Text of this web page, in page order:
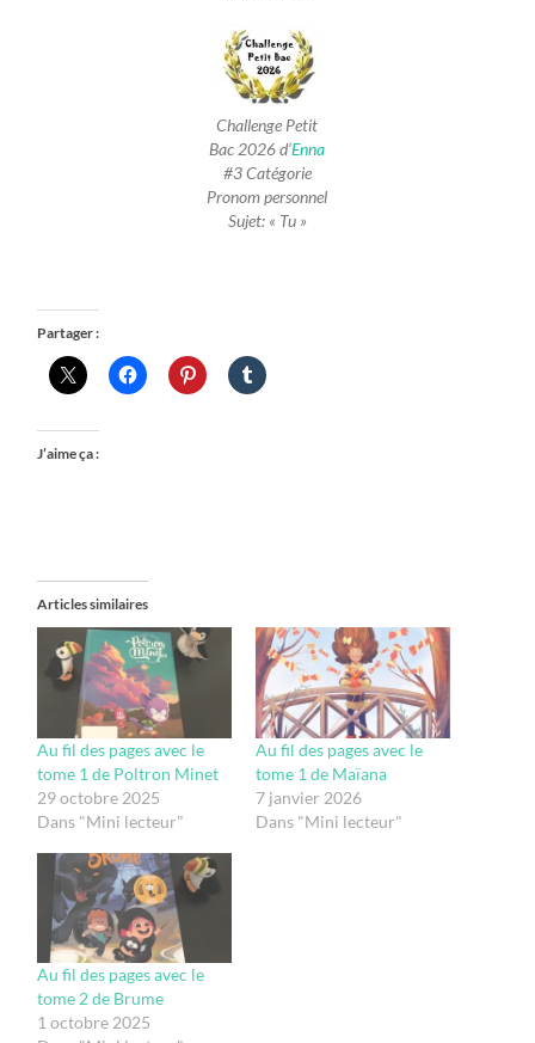
Challenge Petit
Bac 2026 d’Enna
#3 Catégorie
Pronom personnel
Sujet: « Tu »
Partager :
J’aime ça :
Articles similaires
Au fil des pages avec le
tome 1 de Poltron Minet
29 octobre 2025
Dans "Mini lecteur"
Au fil des pages avec le
tome 1 de Maïana
7 janvier 2026
Dans "Mini lecteur"
Au fil des pages avec le
tome 2 de Brume
1 octobre 2025